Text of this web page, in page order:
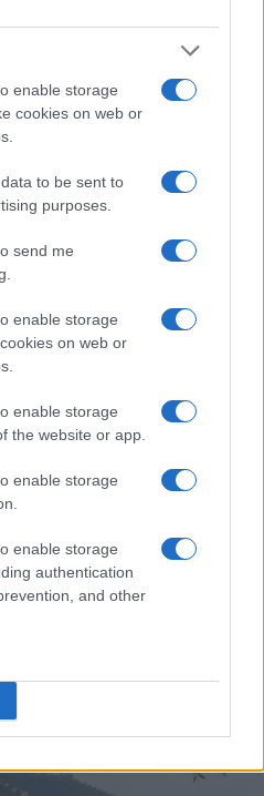
enable storage
cookies on web or
to be sent to
purposes.
send me
enable storage
on web or
enable storage
the website or app.
enable storage
enable storage
authentication
and other
per un aperitivo
ogni occasione
rustici e salatini per
tra mosaici, tappe
iconici, deviazioni poco note